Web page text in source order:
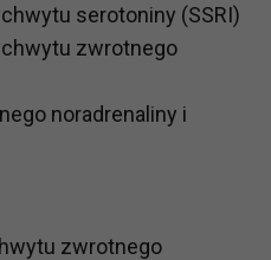
serotoniny (SSRI)
zwrotnego
noradrenaliny i
zwrotnego